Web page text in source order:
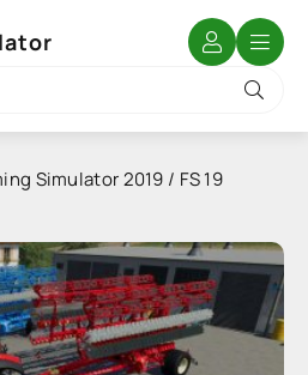
Simulator 2019 / FS 19